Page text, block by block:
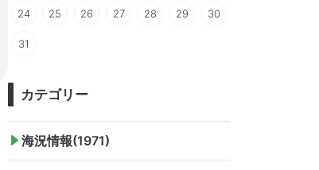
24 25 26 27 28 29 30
31
カテゴリー
海況情報(1971)